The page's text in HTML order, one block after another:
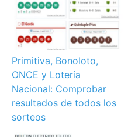
Primitiva, Bonoloto,
ONCE y Lotería
Nacional: Comprobar
resultados de todos los
sorteos